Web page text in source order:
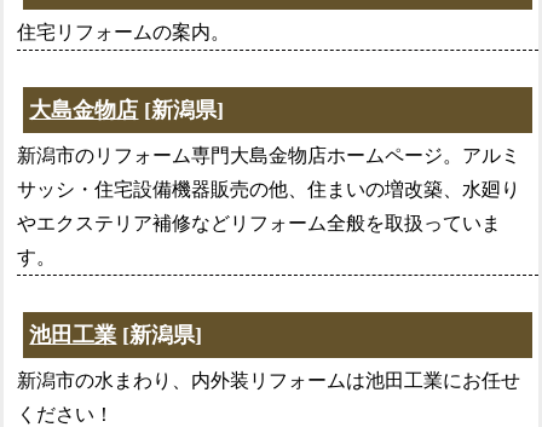
住宅リフォームの案内。
大島金物店 [新潟県]
新潟市のリフォーム専門大島金物店ホームページ。アルミ
サッシ・住宅設備機器販売の他、住まいの増改築、水廻り
やエクステリア補修などリフォーム全般を取扱っていま
す。
池田工業 [新潟県]
新潟市の水まわり、内外装リフォームは池田工業にお任せ
ください！